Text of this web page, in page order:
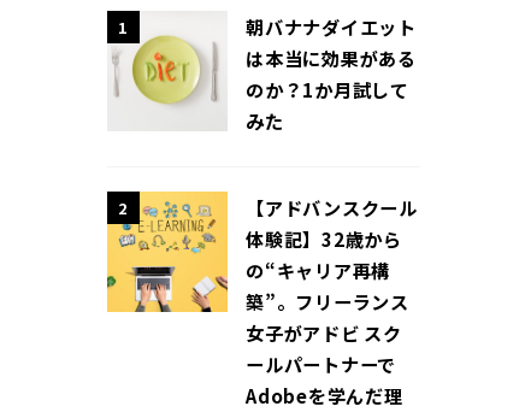
1
朝バナナダイエット
は本当に効果がある
のか？1か月試して
みた
2
【アドバンスクール
体験記】32歳から
の“キャリア再構
築”。フリーランス
女子がアドビ スク
ールパートナーで
Adobeを学んだ理